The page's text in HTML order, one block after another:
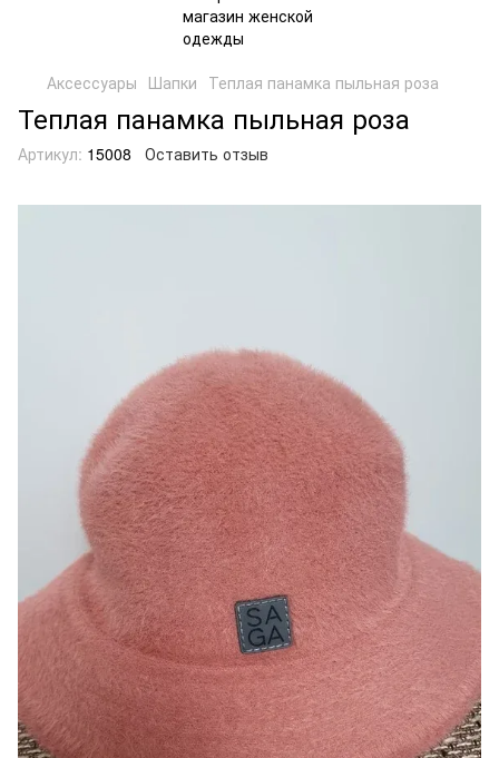
Аксессуары Шапки Теплая панамка пыльная роза
Теплая панамка пыльная роза
Артикул: 15008 Оставить отзыв